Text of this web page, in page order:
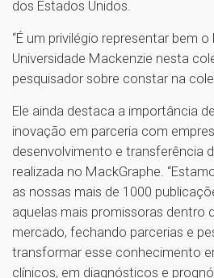
dos Estados Unidos.
“É um privilégio representar bem
Universidade Mackenzie nesta
pesquisador sobre constar na
Ele ainda destaca a importância
inovação em parceria com
desenvolvimento e transferência
realizada no MackGraphe.
as nossas mais de 1000
aquelas mais promissoras dentro
mercado, fechando parcerias e
transformar esse conhecimento
clínicos, em diagnósticos e